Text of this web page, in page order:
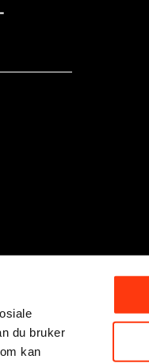
du bruker
kan